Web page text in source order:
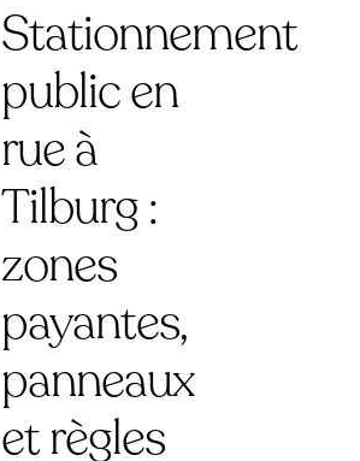
Stationnement
public en
rue à
Tilburg :
zones
payantes,
panneaux
et règles